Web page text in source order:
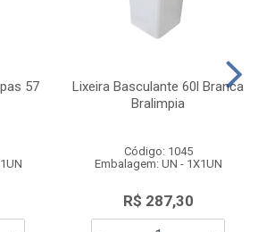
57
Lixeira Basculante 60l Branca
Bralimpia
Código: 1045
Embalagem: UN - 1X1UN
R$ 287,30